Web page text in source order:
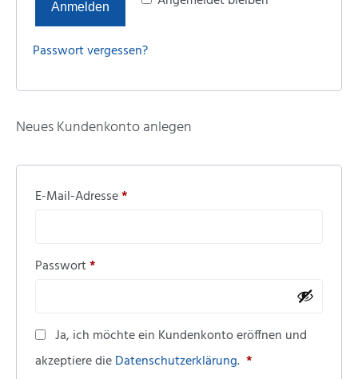
Anmelden
Passwort vergessen?
Neues Kundenkonto anlegen
E-Mail-Adresse*
Passwort*
Alternative:
Ja, ich möchte ein Kundenkonto eröffnen und
akzeptiere dieDatenschutzerklärung. *